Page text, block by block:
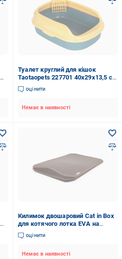
Туалет круглий для кішок
Taotaopets 227701 40х29х13,5 см
з лопаткою Blue/Yellow
(1911389467)
оцінити
Немає в наявності
Килимок двошаровий Cat in Box
для котячого лотка EVA на
липучках 60x40 см Коричневий
оцінити
Немає в наявності